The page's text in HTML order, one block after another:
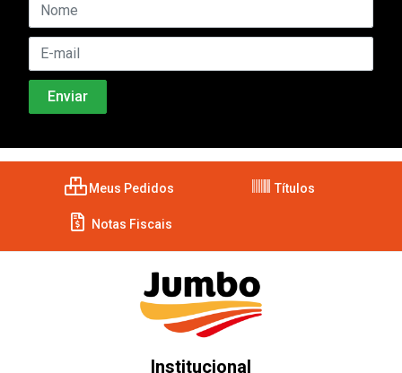
Meus Pedidos Títulos
Notas Fiscais
Institucional